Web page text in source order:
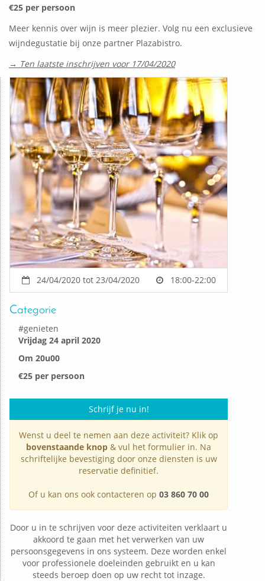
€25 per persoon
Meer kennis over wijn is meer plezier. Volg nu een exclusieve
wijndegustatie bij onze partner Plazabistro.
→ Ten laatste inschrijven voor 17/04/2020
24/04/2020 tot 23/04/2020 18:00-22:00
Categorie
#genieten
Vrijdag 24 april 2020
Om 20u00
€25 per persoon
Schrijf je nu in!
Wenst u deel te nemen aan deze activiteit? Klik op
bovenstaande knop & vul het formulier in. Na
schriftelijke bevestiging door onze diensten is uw
reservatie definitief.
Of u kan ons ook contacteren op 03 860 70 00
Door u in te schrijven voor deze activiteiten verklaart u
akkoord te gaan met het verwerken van uw
persoonsgegevens in ons systeem. Deze worden enkel
voor professionele doeleinden gebruikt en u kan
steeds beroep doen op uw recht tot inzage.